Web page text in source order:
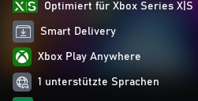
Optimiert für Xbox Series X|S
Smart Delivery
Xbox Play Anywhere
1 unterstützte Sprachen